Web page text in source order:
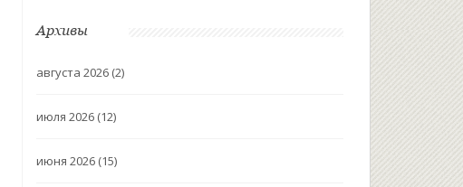
Архивы
августа 2026 (2)
июля 2026 (12)
июня 2026 (15)